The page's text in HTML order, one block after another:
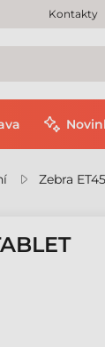
Kontakty
Zebra